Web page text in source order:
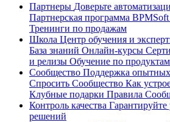
Партнеры Доверьте
Партнерская программа
Тренинги по продажам
Школа Центр обучения и
База знаний Онлайн-курсы
и релизы Обучение по
Сообщество Поддержка опытных
Спросить Сообщество Как
Клубные подарки Правила
Контроль качества Гарантируйте
решений